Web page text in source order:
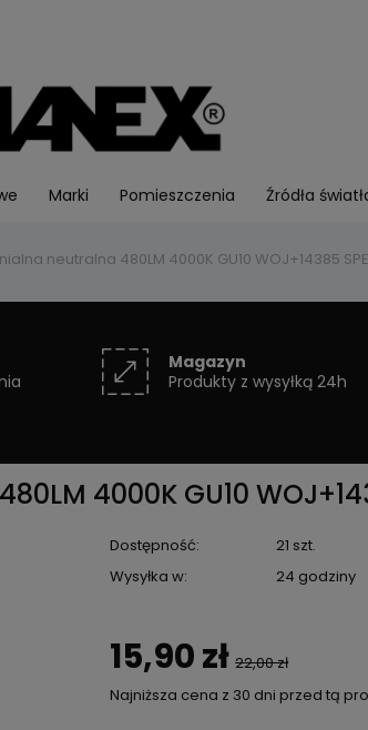
Marki Pomieszczenia Źródła
neutralna 480LM 4000K GU10 WOJ+14385
Magazyn
Produkty z wysyłką 24h
4000K GU10
Dostępność:
21 szt.
Wysyłka w:
24 godziny
15,90 zł 22,00 zł
Najniższa cena z 30 dni przed tą